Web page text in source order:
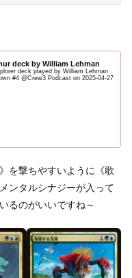
deck by William Lehman
deck played by William Lehman
#4 @Crew3 Podcast on 2025-04-27
を撃ちやすいように《歌
ンタルシナジーが入って
るのがいいですね～